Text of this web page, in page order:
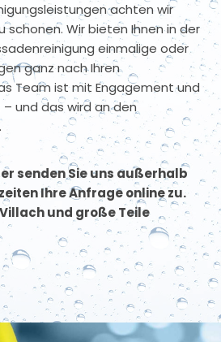
achten wir
schonen. Wir bieten Ihnen in der
einmalige oder
ganz nach Ihren
Team ist mit Engagement und
und das wird an den
senden Sie uns außerhalb
Ihre Anfrage online zu.
und große Teile